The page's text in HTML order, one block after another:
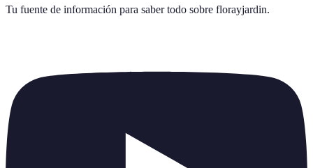
Tu fuente de información para saber todo sobre florayjardin.